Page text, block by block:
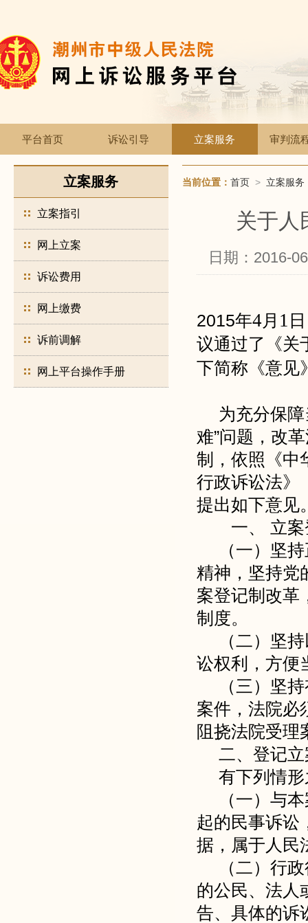
平台首页 诉讼引导 立案服务 审判流
立案服务
立案指引
网上立案
诉讼费用
网上缴费
诉前调解
网上平台操作手册
当前位置： 首页 > 立案服务
关于人
日期：2016-
2015年4 月 1
议通过了《关
下简称《意见
为充分保
难”问题，改
制，依照《中
行政诉讼法》
提出如下意见
一、 立案
（一）坚
精神，坚持党
案登记制改革
制度。
（二）坚
讼权利，方便
（三）坚
案件，法院必
阻挠法院受理
二、登记
有下列情
（一）与
起的民事诉讼
据，属于人民
（二）行
的公民、法人
告、具体的诉